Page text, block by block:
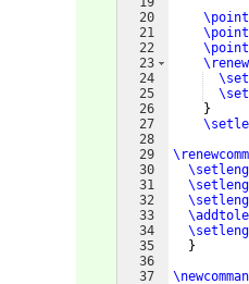
20
21
22
23
24
25
26
27
28
29
30
31
32
33
34
35
36
37
}
}